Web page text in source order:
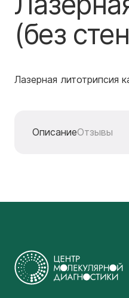
(без
Лазерная литотрипсия
ОписаниеОтзывы